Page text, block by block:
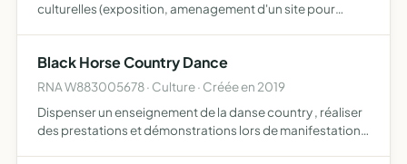
culturelles (exposition, amenagement d'un site pour
Black Horse Country Dance
RNA W883005678 · Culture · Créée en 2019
Dispenser un enseignement de la danse country , réaliser
des prestations et démonstrations lors de manifestations